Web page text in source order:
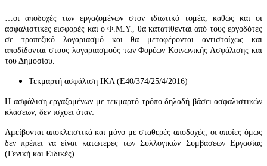
…οι αποδοχές των εργαζομένων στον ιδιωτικό τομέα, καθώς και οι
ασφαλιστικές εισφορές και ο Φ.Μ.Υ., θα κατατίθενται από τους εργοδότες
σε τραπεζικό λογαριασμό και θα μεταφέρονται αντιστοίχως και
αποδίδονται στους λογαριασμούς των Φορέων Κοινωνικής Ασφάλισης και
του Δημοσίου.
Τεκμαρτή ασφάλιση ΙΚΑ (Ε40/374/25/4/2016)
Η ασφάλιση εργαζομένων με τεκμαρτό τρόπο δηλαδή βάσει ασφαλιστικών
κλάσεων, δεν ισχύει όταν:
Αμείβονται αποκλειστικά και μόνο με σταθερές αποδοχές, οι οποίες όμως
δεν πρέπει να είναι κατώτερες των Συλλογικών Συμβάσεων Εργασίας
(Γενική και Ειδικές).